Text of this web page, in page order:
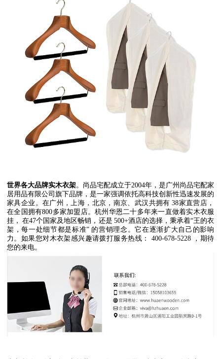
世界各大品牌实木衣架。尚品宅配成立于2004年，是广州尚品宅配家
居用品有限公司旗下品牌，是一家强调依托高科技创新性迅速发展的
家具企业。在广州，上海，北京，南京、武汉共拥有 38家直营店，
在全国拥有800多家加盟店。杭州华恩二十多年来一直做着实木衣服
挂，
在47个国家及地区畅销，还是 500+酒店的选择，秉承着“王的衣
架，每一处细节都是标准” 的营销理念。它在逐渐扩大自己的影响
力。如果您对木衣架感兴趣请拨打服务热线：
400-678-5228
，期待
您的来电。